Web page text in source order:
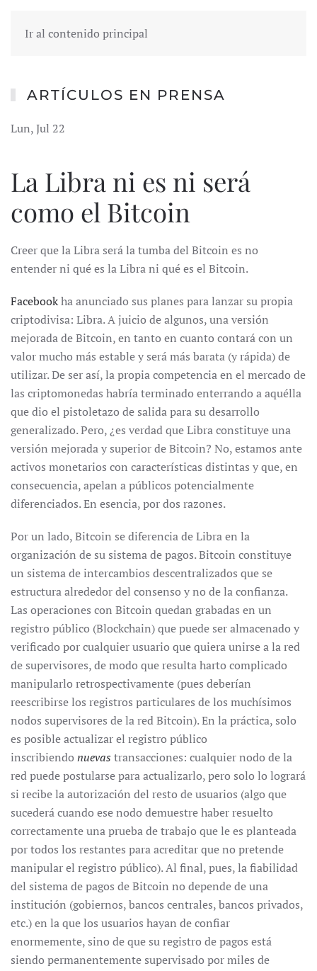
Ir al contenido principal
ARTÍCULOS EN PRENSA
Lun, Jul 22
La Libra ni es ni será
como el Bitcoin
Creer que la Libra será la tumba del Bitcoin es no
entender ni qué es la Libra ni qué es el Bitcoin.
Facebookha anunciado sus planes para lanzar su propia
criptodivisa: Libra. A juicio de algunos, una versión
mejorada de Bitcoin, en tanto en cuanto contará con un
valor mucho más estable y será más barata (y rápida) de
utilizar. De ser así, la propia competencia en el mercado de
las criptomonedas habría terminado enterrando a aquélla
que dio el pistoletazo de salida para su desarrollo
generalizado. Pero, ¿es verdad que Libra constituye una
versión mejorada y superior de Bitcoin? No, estamos ante
activos monetarios con características distintas y que, en
consecuencia, apelan a públicos potencialmente
diferenciados. En esencia, por dos razones.
Por un lado, Bitcoin se diferencia de Libra en la
organización de su sistema de pagos. Bitcoin constituye
un sistema de intercambios descentralizados que se
estructura alrededor del consenso y no de la confianza.
Las operaciones con Bitcoin quedan grabadas en un
registro público (Blockchain) que puede ser almacenado y
verificado por cualquier usuario que quiera unirse a la red
de supervisores, de modo que resulta harto complicado
manipularlo retrospectivamente (pues deberían
reescribirse los registros particulares de los muchísimos
nodos supervisores de la red Bitcoin). En la práctica, solo
es posible actualizar el registro público
inscribiendo nuevas transacciones: cualquier nodo de la
red puede postularse para actualizarlo, pero solo lo logrará
si recibe la autorización del resto de usuarios (algo que
sucederá cuando ese nodo demuestre haber resuelto
correctamente una prueba de trabajo que le es planteada
por todos los restantes para acreditar que no pretende
manipular el registro público). Al final, pues, la fiabilidad
del sistema de pagos de Bitcoin no depende de una
institución (gobiernos, bancos centrales, bancos privados,
etc.) en la que los usuarios hayan de confiar
enormemente, sino de que su registro de pagos está
siendo permanentemente supervisado por miles de